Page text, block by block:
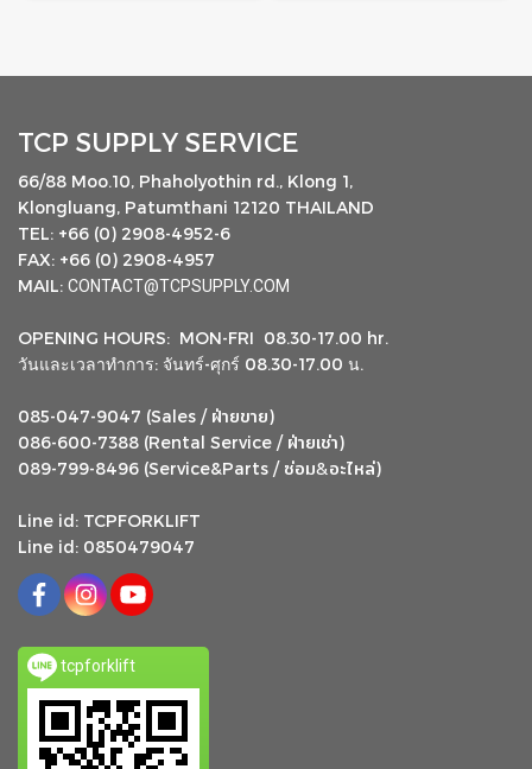
TCP SUPPLY SERVICE
66/88 Moo.10, Phaholyothin rd., Klong 1,
Klongluang, Patumthani 12120 THAILAND
TEL: +66 (0) 2908-4952-6
FAX: +66 (0) 2908-4957
MAIL: CONTACT@TCPSUPPLY.COM
OPENING HOURS: MON-FRI 08.30-17.00 hr.
วันและเวลาทำการ: จันทร์-ศุกร์ 08.30-17.00 น.
085-047-9047 (Sales / ฝ่ายขาย)
086-600-7388 (Rental Service / ฝ่ายเช่า)
089-799-8496 (Service&Parts / ซ่อม&อะไหล่)
Line id: TCPFORKLIFT
Line id: 0850479047
tcpforklift